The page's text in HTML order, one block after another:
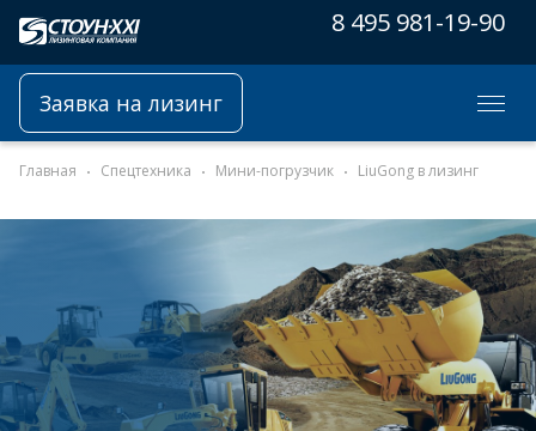
8 495 981-19-90
Заявка на лизинг
Главная Спецтехника Мини-погрузчик LiuGong в лизинг